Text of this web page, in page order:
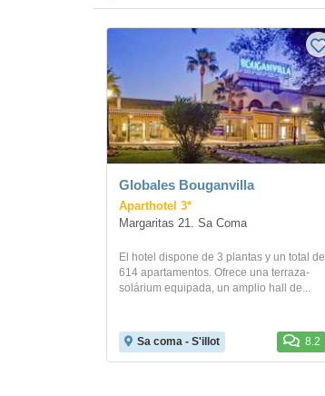
Globales Bouganvilla
Aparthotel 3*
Margaritas 21. Sa Coma
El hotel dispone de 3 plantas y un total de
614 apartamentos. Ofrece una terraza-
solárium equipada, un amplio hall de...
Sa coma - S'illot 8.2